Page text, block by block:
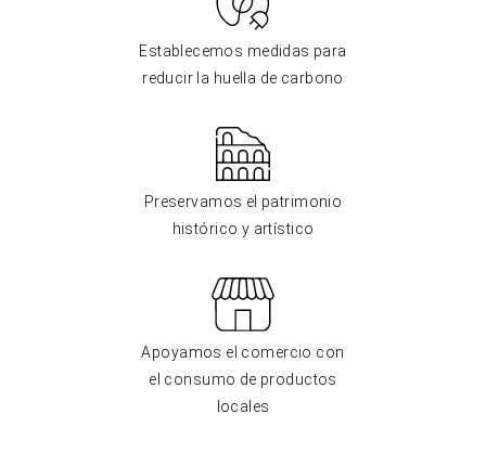
Establecemos medidas para
reducir la huella de carbono
Preservamos el patrimonio
histórico y artístico
Apoyamos el comercio con
el consumo de productos
locales